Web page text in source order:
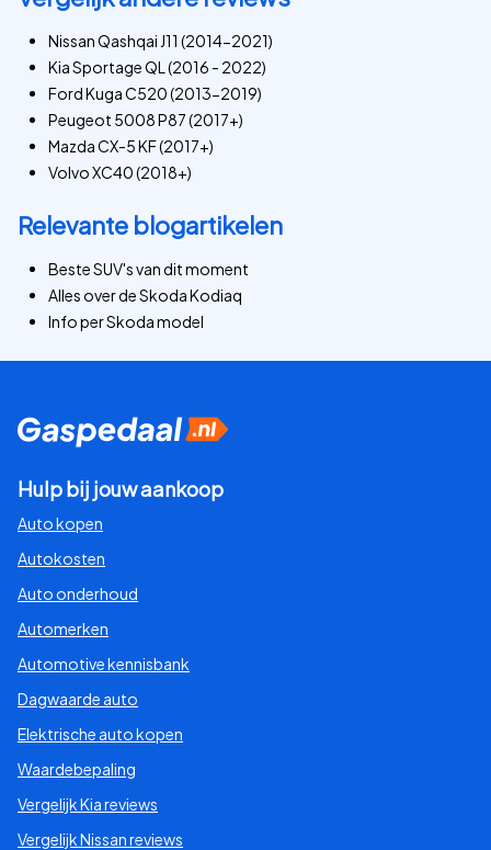
Nissan Qashqai J11 (2014-2021)
Kia Sportage QL (2016 - 2022)
Ford Kuga C520 (2013-2019)
Peugeot 5008 P87 (2017+)
Mazda CX-5 KF (2017+)
Volvo XC40 (2018+)
Relevante blogartikelen
Beste SUV's van dit moment
Alles over de Skoda Kodiaq
Info per Skoda model
Hulp bij jouw aankoop
Auto kopen
Autokosten
Auto onderhoud
Automerken
Automotive kennisbank
Dagwaarde auto
Elektrische auto kopen
Waardebepaling
Vergelijk Kia reviews
Vergelijk Nissan reviews